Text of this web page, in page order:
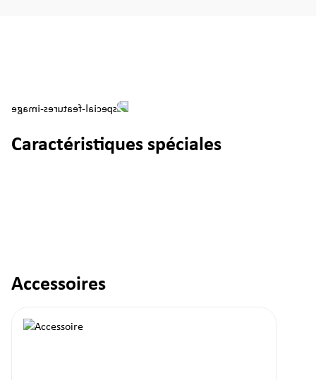
Caractéristiques spéciales
Ignorer la galerie de produits
Accessoires